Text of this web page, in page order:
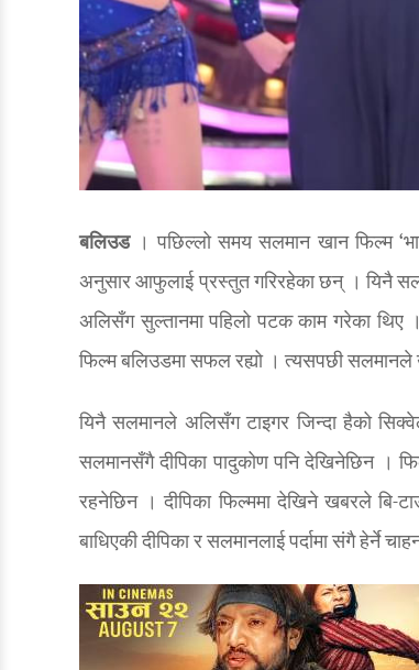
बलिउड। पछिल्लो समय सलमान खान फिल्म
अनुसार आफुलाई प्रस्तुत गरिरहेका छन् । यिनै
अलिसँग सुल्तानमा पहिलो पटक काम गरेका थिए
फिल्म बलिउडमा सफल रह्यो । त्यसपछी
यिनै सलमानले अलिसँग टाइगर जिन्दा हैको
सलमानसँगै दीपिका पादुकोण पनि देखिनेछिन ।
रहनेछिन । दीपिका फिल्ममा देखिने खबरले बि-
बाधिएकी दीपिका र सलमानलाई पर्दामा संगै हेर्ने